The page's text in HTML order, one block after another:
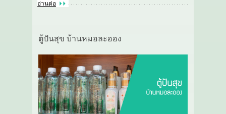
อ่านต่อ
ตู้ปันสุข บ้านหมอละออง